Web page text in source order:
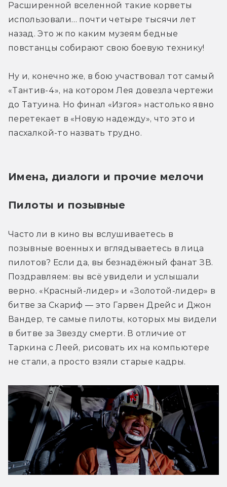
Расширенной вселенной такие корветы
использовали… почти четыре тысячи лет
назад. Это ж по каким музеям бедные
повстанцы собирают свою боевую технику!
Ну и, конечно же, в бою участвовал тот самый
«Тантив-4», на котором Лея довезла чертежи
до Татуина. Но финал «Изгоя» настолько явно
перетекает в «Новую надежду», что это и
пасхалкой-то назвать трудно.
Имена, диалоги и прочие мелочи
Пилоты и позывные
Часто ли в кино вы вслушиваетесь в
позывные военных и вглядываетесь в лица
пилотов? Если да, вы безнадёжный фанат ЗВ.
Поздравляем: вы всё увидели и услышали
верно. «Красный-лидер» и «Золотой-лидер» в
битве за Скариф — это Гарвен Дрейс и Джон
Вандер, те самые пилоты, которых мы видели
в битве за Звезду смерти. В отличие от
Таркина с Леей, рисовать их на компьютере
не стали, а просто взяли старые кадры.